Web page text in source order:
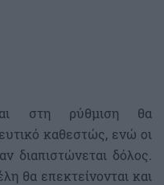
στη ρύθμιση θα
καθεστώς, ενώ οι
διαπιστώνεται δόλος.
θα επεκτείνονται και